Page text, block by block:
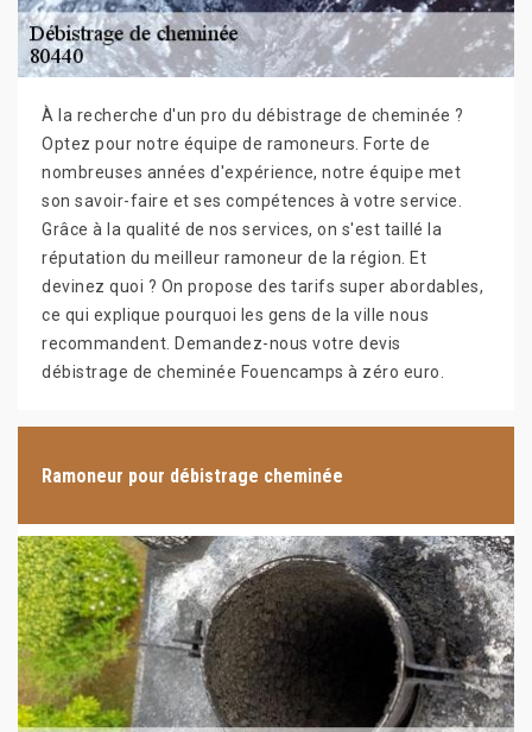
À la recherche d'un pro du débistrage de cheminée ?
Optez pour notre équipe de ramoneurs. Forte de
nombreuses années d'expérience, notre équipe met
son savoir-faire et ses compétences à votre service.
Grâce à la qualité de nos services, on s'est taillé la
réputation du meilleur ramoneur de la région. Et
devinez quoi ? On propose des tarifs super abordables,
ce qui explique pourquoi les gens de la ville nous
recommandent. Demandez-nous votre devis
débistrage de cheminée Fouencamps à zéro euro.
Ramoneur pour débistrage cheminée